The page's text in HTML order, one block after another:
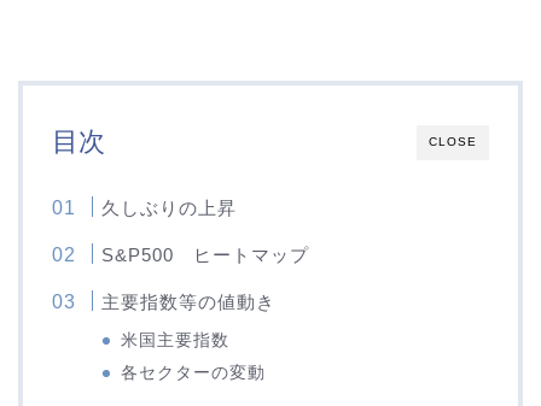
CLOSE
目次
久しぶりの上昇
S&P500 ヒートマップ
主要指数等の値動き
米国主要指数
各セクターの変動